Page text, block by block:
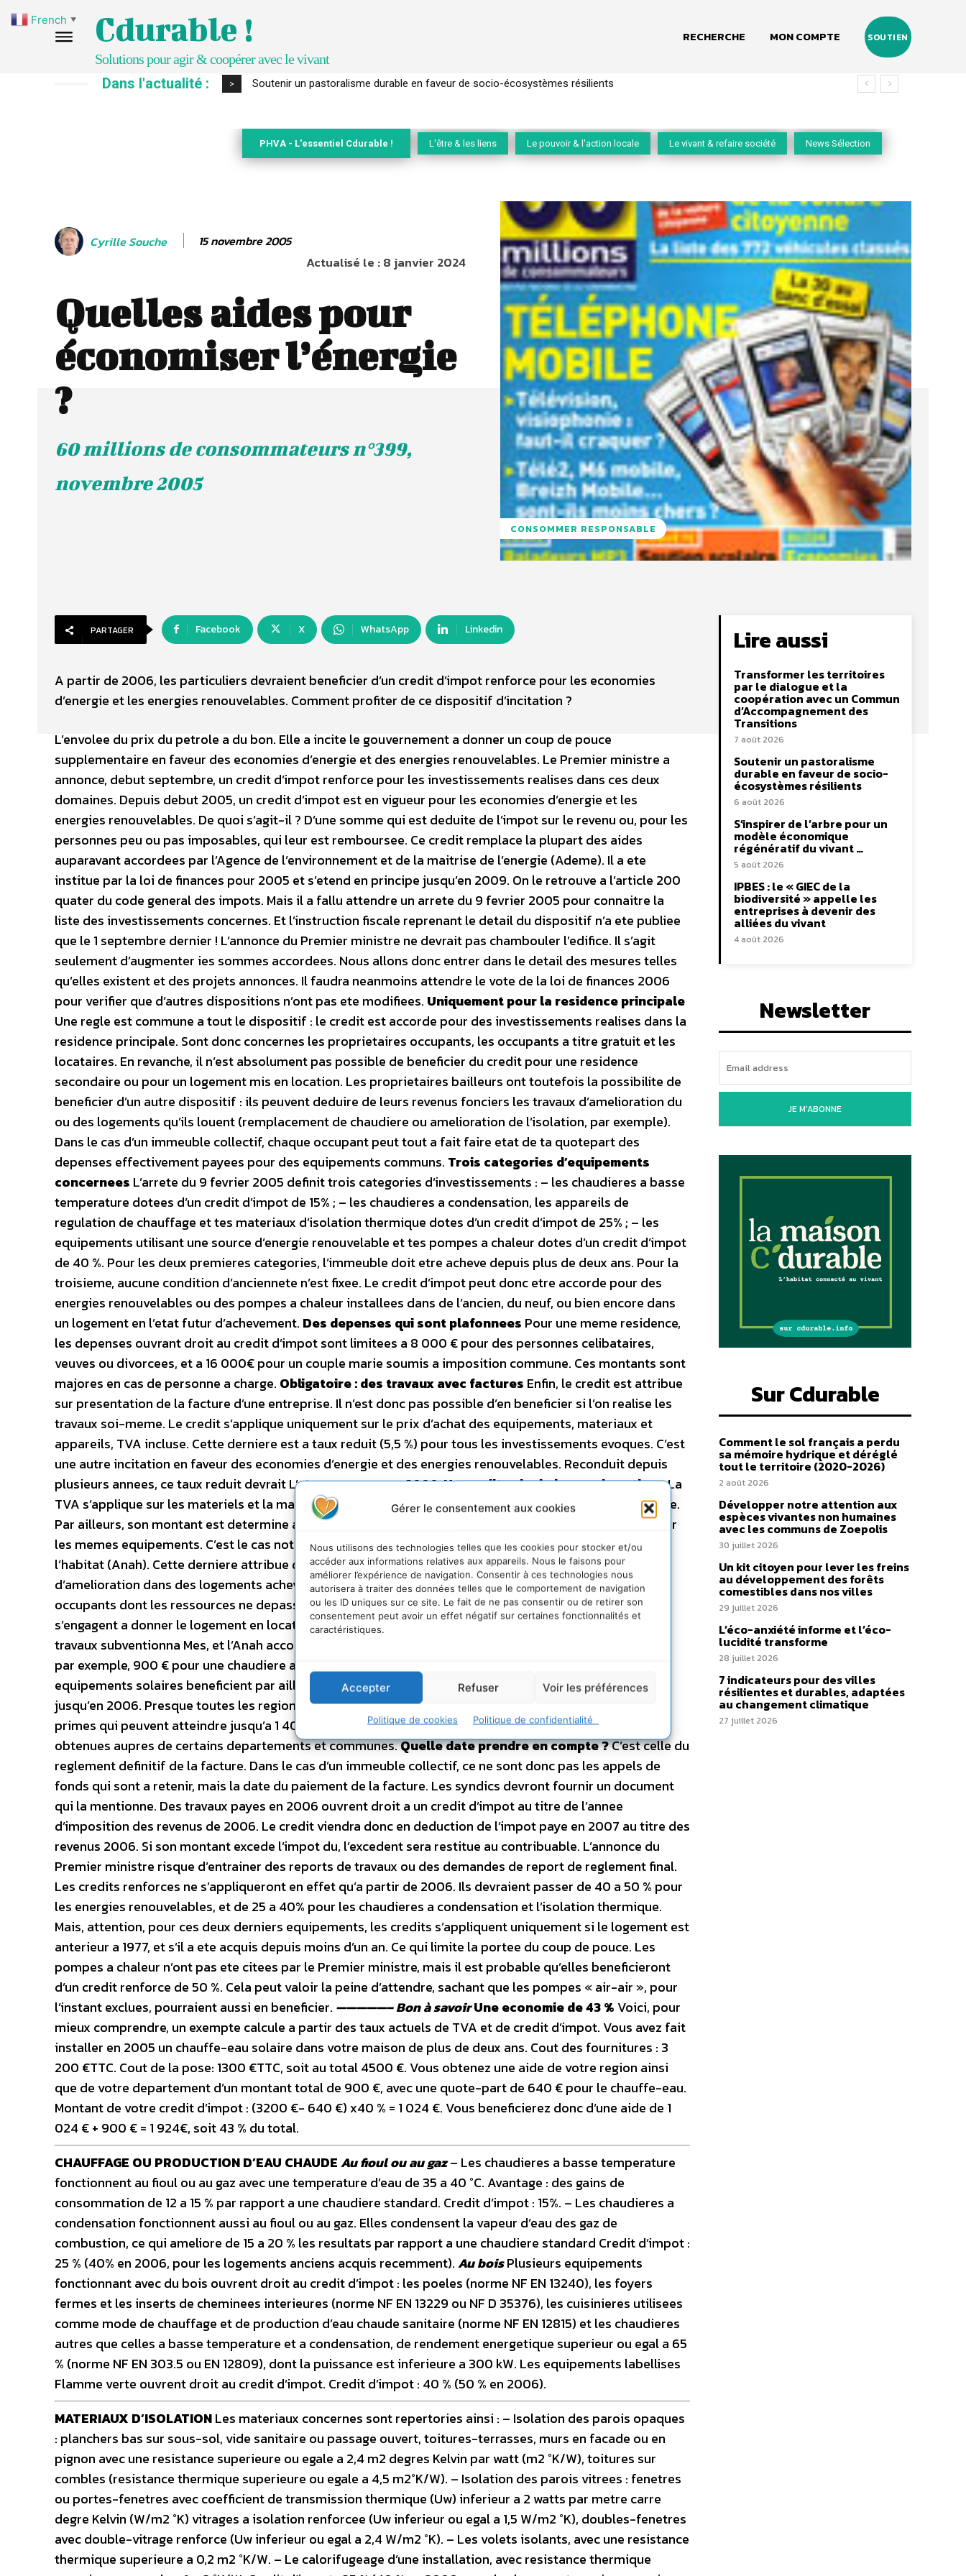
Gérer le consentement aux cookies
Nous utilisons des technologies telles que les cookies pour stocker et/ou
accéder aux informations relatives aux appareils. Nous le faisons pour
améliorer l’expérience de navigation. Consentir à ces technologies nous
autorisera à traiter des données telles que le comportement de navigation
ou les ID uniques sur ce site. Le fait de ne pas consentir ou de retirer son
consentement peut avoir un effet négatif sur certaines fonctionnalités et
caractéristiques.
Accepter Refuser Voir les préférences
Politique de cookies Politique de confidentialité
Cdurable !
Solutions pour agir & coopérer avec le vivant
RECHERCHE MON COMPTE SOUTIEN
Dans l'actualité : > S’inspirer de l’arbre pour un modèle économique régénératif du vivant …
PHVA - L'essentiel Cdurable ! L'être & les liens Le pouvoir & l'action locale Le vivant & refaire société News Sélection
Cyrille Souche 15 novembre 2005
Actualisé le :8 janvier 2024
Quelles aides pour
économiser l’énergie
?
60 millions de consommateurs n°399,
novembre 2005
CONSOMMER RESPONSABLE
PARTAGER Facebook X WhatsApp Linkedin
A partir de 2006, les particuliers devraient beneficier d’un credit d’impot renforce pour les economies
d’energie et les energies renouvelables. Comment profiter de ce dispositif d’incitation ?
L’envolee du prix du petrole a du bon. Elle a incite le gouvernement a donner un coup de pouce
supplementaire en faveur des economies d’energie et des energies renouvelables. Le Premier ministre a
annonce, debut septembre, un credit d’impot renforce pour les investissements realises dans ces deux
domaines. Depuis debut 2005, un credit d’impot est en vigueur pour les economies d’energie et les
energies renouvelables. De quoi s’agit-il ? D’une somme qui est deduite de l’impot sur le revenu ou, pour les
personnes peu ou pas imposables, qui leur est remboursee. Ce credit remplace la plupart des aides
auparavant accordees par l’Agence de l’environnement et de la maitrise de l’energie (Ademe). Il a ete
institue par la loi de finances pour 2005 et s’etend en principe jusqu’en 2009. On le retrouve a l’article 200
quater du code general des impots. Mais il a fallu attendre un arrete du 9 fevrier 2005 pour connaitre la
liste des investissements concernes. Et l’instruction fiscale reprenant le detail du dispositif n’a ete publiee
que le 1 septembre dernier ! L’annonce du Premier ministre ne devrait pas chambouler l’edifice. Il s’agit
seulement d’augmenter ies sommes accordees. Nous allons donc entrer dans le detail des mesures telles
qu’elles existent et des projets annonces. Il faudra neanmoins attendre le vote de la loi de finances 2006
pour verifier que d’autres dispositions n’ont pas ete modifiees. Uniquement pour la residence principale
Une regle est commune a tout le dispositif : le credit est accorde pour des investissements realises dans la
residence principale. Sont donc concernes les proprietaires occupants, les occupants a titre gratuit et les
locataires. En revanche, il n’est absolument pas possible de beneficier du credit pour une residence
secondaire ou pour un logement mis en location. Les proprietaires bailleurs ont toutefois la possibilite de
beneficier d’un autre dispositif : ils peuvent deduire de leurs revenus fonciers les travaux d’amelioration du
ou des logements qu’ils louent (remplacement de chaudiere ou amelioration de l’isolation, par exemple).
Dans le cas d’un immeuble collectif, chaque occupant peut tout a fait faire etat de ta quotepart des
depenses effectivement payees pour des equipements communs. Trois categories d’equipements
concernees L’arrete du 9 fevrier 2005 definit trois categories d’investissements : – les chaudieres a basse
temperature dotees d’un credit d’impot de 15% ; – les chaudieres a condensation, les appareils de
regulation de chauffage et tes materiaux d’isolation thermique dotes d’un credit d’impot de 25% ; – les
equipements utilisant une source d’energie renouvelable et tes pompes a chaleur dotes d’un credit d’impot
de 40 %. Pour les deux premieres categories, l’immeuble doit etre acheve depuis plus de deux ans. Pour la
troisieme, aucune condition d’anciennete n’est fixee. Le credit d’impot peut donc etre accorde pour des
energies renouvelables ou des pompes a chaleur installees dans de l’ancien, du neuf, ou bien encore dans
un logement en l’etat futur d’achevement. Des depenses qui sont plafonnees Pour une meme residence,
les depenses ouvrant droit au credit d’impot sont limitees a 8 000 € pour des personnes celibataires,
veuves ou divorcees, et a 16 000€ pour un couple marie soumis a imposition commune. Ces montants sont
majores en cas de personne a charge. Obligatoire : des travaux avec factures Enfin, le credit est attribue
sur presentation de la facture d’une entreprise. Il n’est donc pas possible d’en beneficier si l’on realise les
travaux soi-meme. Le credit s’applique uniquement sur le prix d’achat des equipements, materiaux et
appareils, TVA incluse. Cette derniere est a taux reduit (5,5 %) pour tous les investissements evoques. C’est
une autre incitation en faveur des economies d’energie et des energies renouvelables. Reconduit depuis
plusieurs annees, ce taux reduit devrait L’etre a nouveau en 2006.Un credit calcule hors subventionsLa
TVA s’applique sur les materiels et la main-d’œuvre. Le credit d’impot, lui, est calcule hors main-d’oeuvre.
Par ailleurs, son montant est determine apres deduction des eventuelles primes ou aides accordees pour
les memes equipements. C’est le cas notamment des aides de l’Agence nationale pour l’amelioration de
l’habitat (Anah). Cette derniere attribue des subventions aux proprietaires prives pour des travaux
d’amelioration dans des logements acheves depuis plus de quinze ans. Il peut s’agir de proprietaires
occupants dont les ressources ne depassent pas un certain seuil ou de proprietaires bailleurs qui
s’engagent a donner le logement en location pendant au moins neuf ans. Le chauffage fait partie des
travaux subventionna Mes, et l’Anah accorde des primes supplementaires pour les economies d’energie :
par exemple, 900 € pour une chaudiere a condensation ou un chauffe-eau solaire individuel. Les
equipements solaires beneficient par ailleurs d’une aide specifique dans le cadre du Plan soleil, en cours
jusqu’en 2006. Presque toutes les regions se sont engagees a promouvoir cette energie en versant des
primes qui peuvent atteindre jusqu’a 1 400 €. Des subventions complementaires peuvent aussi etre
obtenues aupres de certains departements et communes.Quelle date prendre en compte ?C’est celle du
reglement definitif de la facture. Dans le cas d’un immeuble collectif, ce ne sont donc pas les appels de
fonds qui sont a retenir, mais la date du paiement de la facture. Les syndics devront fournir un document
qui la mentionne. Des travaux payes en 2006 ouvrent droit a un credit d’impot au titre de l’annee
d’imposition des revenus de 2006. Le credit viendra donc en deduction de l’impot paye en 2007 au titre des
revenus 2006. Si son montant excede l’impot du, l’excedent sera restitue au contribuable. L’annonce du
Premier ministre risque d’entrainer des reports de travaux ou des demandes de report de reglement final.
Les credits renforces ne s’appliqueront en effet qu’a partir de 2006. Ils devraient passer de 40 a 50 % pour
les energies renouvelables, et de 25 a 40% pour les chaudieres a condensation et l’isolation thermique.
Mais, attention, pour ces deux derniers equipements, les credits s’appliquent uniquement si le logement est
anterieur a 1977, et s’il a ete acquis depuis moins d’un an. Ce qui limite la portee du coup de pouce. Les
pompes a chaleur n’ont pas ete citees par le Premier ministre, mais il est probable qu’elles beneficieront
d’un credit renforce de 50 %. Cela peut valoir la peine d’attendre, sachant que les pompes « air-air », pour
l’instant exclues, pourraient aussi en beneficier. —————–Bon à savoirUne economie de 43 % Voici, pour
mieux comprendre, un exempte calcule a partir des taux actuels de TVA et de credit d’impot. Vous avez fait
installer en 2005 un chauffe-eau solaire dans votre maison de plus de deux ans. Cout des fournitures : 3
200 €TTC. Cout de la pose: 1300 €TTC, soit au total 4500 €. Vous obtenez une aide de votre region ainsi
que de votre departement d’un montant total de 900 €, avec une quote-part de 640 € pour le chauffe-eau.
Montant de votre credit d’impot : (3200 €- 640 €) x40 % = 1 024 €. Vous beneficierez donc d’une aide de 1
024 € + 900 € = 1 924€, soit 43 % du total.
CHAUFFAGE OU PRODUCTION D’EAU CHAUDEAu fioul ou au gaz– Les chaudieres a basse temperature
fonctionnent au fioul ou au gaz avec une temperature d’eau de 35 a 40 °C. Avantage : des gains de
consommation de 12 a 15 % par rapport a une chaudiere standard. Credit d’impot : 15%. – Les chaudieres a
condensation fonctionnent aussi au fioul ou au gaz. Elles condensent la vapeur d’eau des gaz de
combustion, ce qui ameliore de 15 a 20 % les resultats par rapport a une chaudiere standard Credit d’impot :
25 % (40% en 2006, pour les logements anciens acquis recemment).Au boisPlusieurs equipements
fonctionnant avec du bois ouvrent droit au credit d’impot : les poeles (norme NF EN 13240), les foyers
fermes et les inserts de cheminees interieures (norme NF EN 13229 ou NF D 35376), les cuisinieres utilisees
comme mode de chauffage et de production d’eau chaude sanitaire (norme NF EN 12815) et les chaudieres
autres que celles a basse temperature et a condensation, de rendement energetique superieur ou egal a 65
% (norme NF EN 303.5 ou EN 12809), dont la puissance est inferieure a 300 kW. Les equipements labellises
Flamme verte ouvrent droit au credit d’impot. Credit d’impot : 40 % (50 % en 2006).
MATERIAUX D’ISOLATIONLes materiaux concernes sont repertories ainsi : – Isolation des parois opaques
: planchers bas sur sous-sol, vide sanitaire ou passage ouvert, toitures-terrasses, murs en facade ou en
pignon avec une resistance superieure ou egale a 2,4 m2 degres Kelvin par watt (m2 °K/W), toitures sur
combles (resistance thermique superieure ou egale a 4,5 m2°K/W). – Isolation des parois vitrees : fenetres
ou portes-fenetres avec coefficient de transmission thermique (Uw) inferieur a 2 watts par metre carre
degre Kelvin (W/m2 °K) vitrages a isolation renforcee (Uw inferieur ou egal a 1,5 W/m2 °K), doubles-fenetres
avec double-vitrage renforce (Uw inferieur ou egal a 2,4 W/m2 °K). – Les volets isolants, avec une resistance
thermique superieure a 0,2 m2 °K/W. – Le calorifugeage d’une installation, avec resistance thermique
Lire aussi
Transformer les territoires
par le dialogue et la
coopération avec un Commun
d’Accompagnement des
Transitions
7 août 2026
Soutenir un pastoralisme
durable en faveur de socio-
écosystèmes résilients
6 août 2026
S’inspirer de l’arbre pour un
modèle économique
régénératif du vivant …
5 août 2026
IPBES : le « GIEC de la
biodiversité » appelle les
entreprises à devenir des
alliées du vivant
4 août 2026
Newsletter
JE M'ABONNE
Sur Cdurable
Comment le sol français a perdu
sa mémoire hydrique et déréglé
tout le territoire (2020-2026)
2 août 2026
Développer notre attention aux
espèces vivantes non humaines
avec les communs de Zoepolis
30 juillet 2026
Un kit citoyen pour lever les freins
au développement des forêts
comestibles dans nos villes
29 juillet 2026
L’éco-anxiété informe et l’éco-
lucidité transforme
28 juillet 2026
7 indicateurs pour des villes
résilientes et durables, adaptées
au changement climatique
27 juillet 2026
French ▼